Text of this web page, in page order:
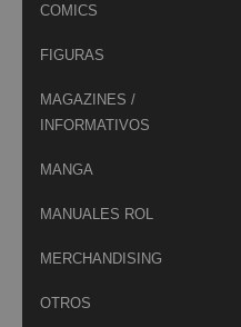
COMICS
FIGURAS
MAGAZINES /
INFORMATIVOS
MANGA
MANUALES ROL
MERCHANDISING
OTROS